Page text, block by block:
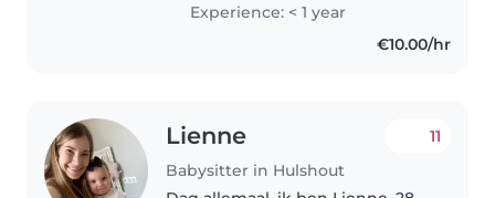
Experience: < 1 year
€10.00/hr
Lienne
Babysitter in Hulshout
11